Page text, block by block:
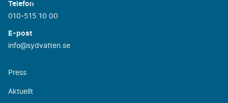
Telefon
010-515 10 00
E-post
info@sydvatten.se
Press
Aktuellt